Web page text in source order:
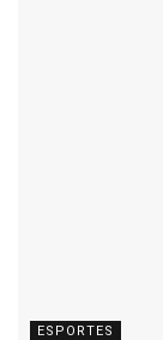
ESPORTES